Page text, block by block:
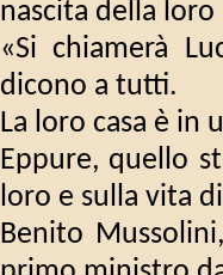
nascita della
«Si chiamerà
dicono a tutti.
La loro casa è in
Eppure, quello
loro e sulla vita
Benito